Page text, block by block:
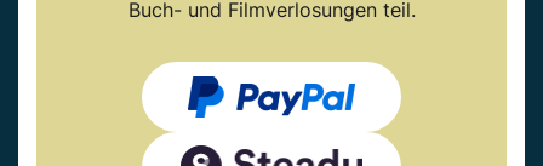
Buch- und Filmverlosungen teil.